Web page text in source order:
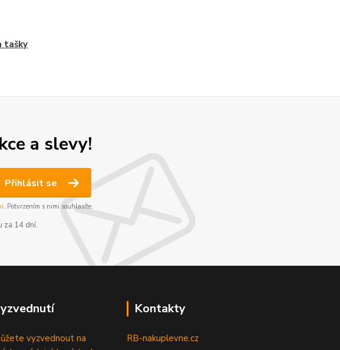
tašky
a slevy!
Přihlásit se
. Potvrzením s nimi souhlasíte.
za 14 dní.
vyzvednout na
Kontakty
RB-nakuplevne.cz